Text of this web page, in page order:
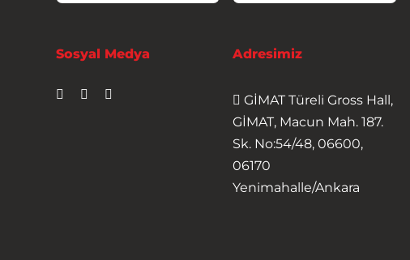
Sosyal Medya Adresimiz
GİMAT Türeli Gross Hall,
GİMAT, Macun Mah. 187.
Sk. No:54/48, 06600,
06170
Yenimahalle/Ankara